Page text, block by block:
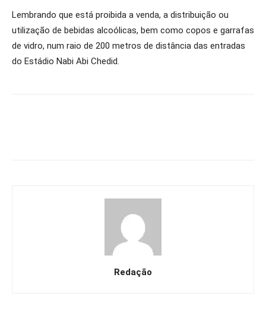
Lembrando que está proibida a venda, a distribuição ou
utilização de bebidas alcoólicas, bem como copos e garrafas
de vidro, num raio de 200 metros de distância das entradas
do Estádio Nabi Abi Chedid.
Redação